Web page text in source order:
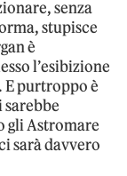
senza
stupisce
è
l’esibizione
purtroppo è
gli Astromare
sarà davvero